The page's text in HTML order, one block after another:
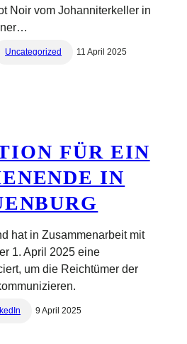
Noir vom Johanniterkeller in
Uncategorized 11 April 2025
FÜR EIN
IN
hat in Zusammenarbeit mit
1. April 2025 eine
um die Reichtümer der
9 April 2025